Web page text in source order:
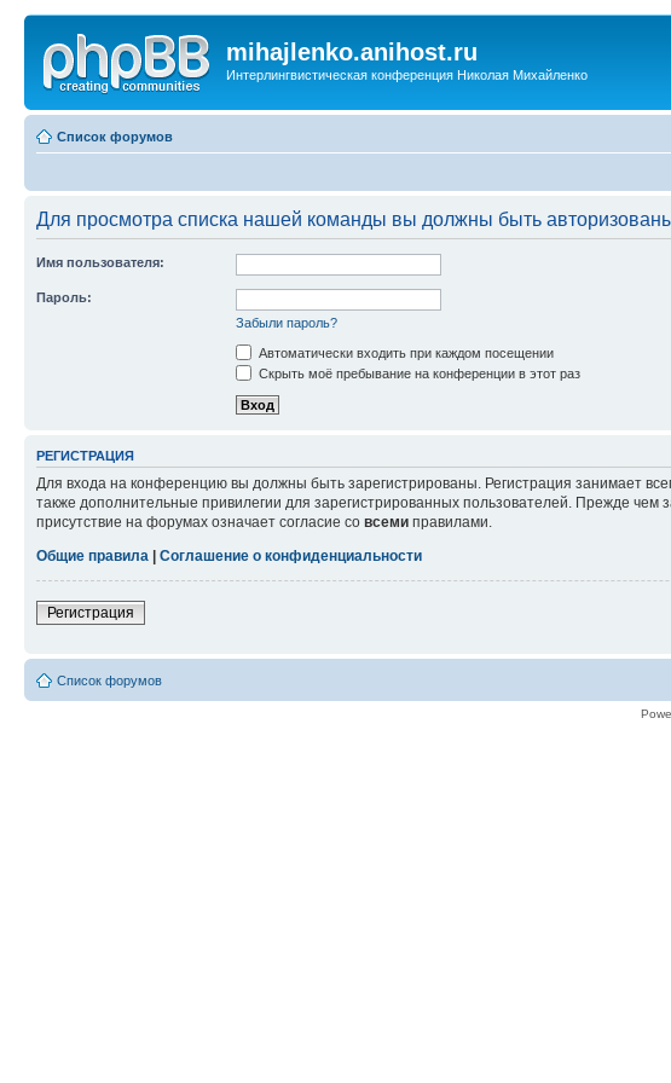
mihajlenko.anihost.ru
Интерлингвистическая конференция Николая Михайленко
Список форумов
Для просмотра списка нашей команды вы должны быть
Имя пользователя:
Пароль:
Забыли пароль?
Автоматически входить при каждом посещении
Скрыть моё пребывание на конференции в этот раз
РЕГИСТРАЦИЯ
Для входа на конференцию вы должны быть зарегистрированы. Регистрация занимает
также дополнительные привилегии для зарегистрированных пользователей. Прежде
присутствие на форумах означает согласие со всеми правилами.
Общие правила
Соглашение о конфиденциальности
Регистрация
Список форумов